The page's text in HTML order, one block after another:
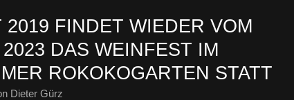
2019 FINDET WIEDER VOM
DAS WEINFEST IM
ROKOKOGARTEN STATT
Dieter Gürz